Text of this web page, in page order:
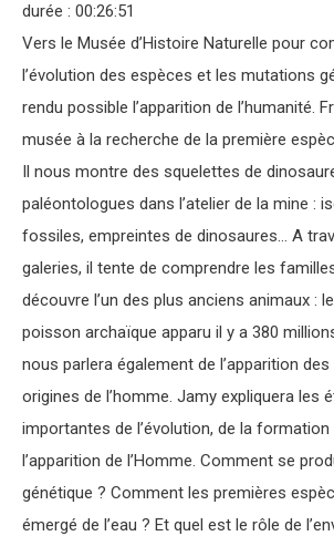
durée : 00:26:51
Vers le Musée d’Histoire Naturelle pour
l’évolution des espèces et les mutations
rendu possible l’apparition de l’humanité.
musée à la recherche de la première
Il nous montre des squelettes de
paléontologues dans l’atelier de la mine :
fossiles, empreintes de dinosaures… A
galeries, il tente de comprendre les
découvre l’un des plus anciens animaux :
poisson archaïque apparu il y a 380
nous parlera également de l’apparition
origines de l’homme. Jamy expliquera les
importantes de l’évolution, de la formation
l’apparition de l’Homme. Comment se
génétique ? Comment les premières
émergé de l’eau ? Et quel est le rôle de